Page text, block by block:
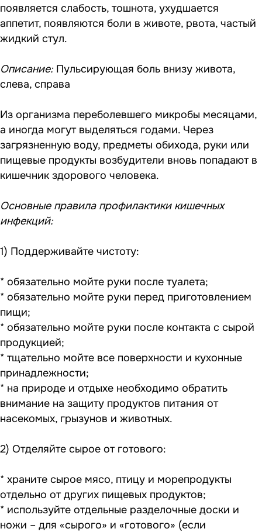
появляется слабость, тошнота, ухудшается
аппетит, появляются боли в животе, рвота, частый
жидкий стул.
Описание:Пульсирующая боль внизу живота,
слева, справа
Из организма переболевшего микробы месяцами,
а иногда могут выделяться годами. Через
загрязненную воду, предметы обихода, руки или
пищевые продукты возбудители вновь попадают в
кишечник здорового человека.
Основные правила профилактики кишечных
инфекций:
1) Поддерживайте чистоту:
* обязательно мойте руки после туалета;
* обязательно мойте руки перед приготовлением
пищи;
* обязательно мойте руки после контакта с сырой
продукцией;
* тщательно мойте все поверхности и кухонные
принадлежности;
* на природе и отдыхе необходимо обратить
внимание на защиту продуктов питания от
насекомых, грызунов и животных.
2) Отделяйте сырое от готового:
* храните сырое мясо, птицу и морепродукты
отдельно от других пищевых продуктов;
* используйте отдельные разделочные доски и
ножи – для «сырого» и «готового» (если